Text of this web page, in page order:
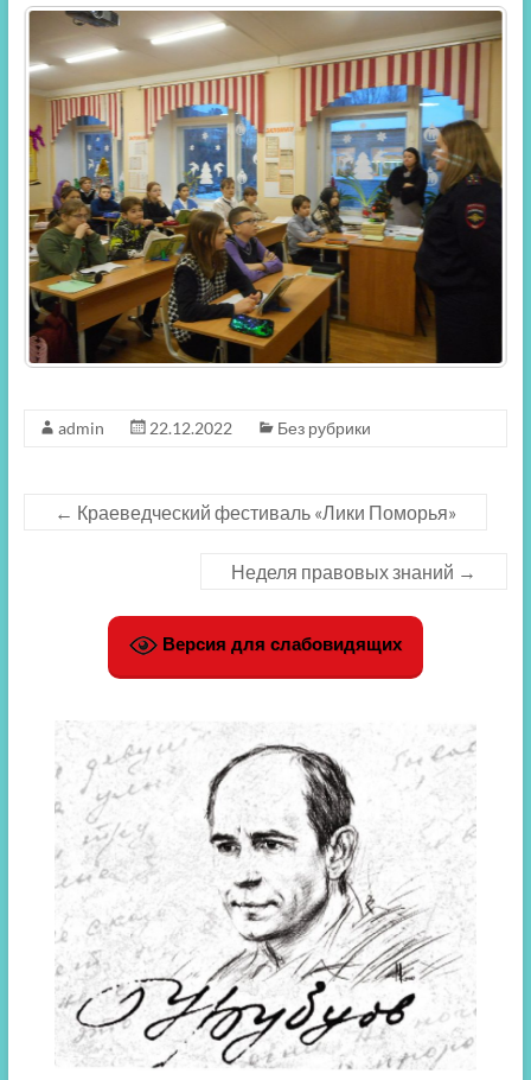
admin 22.12.2022 Без рубрики
← Краеведческий фестиваль «Лики Поморья»
Неделя правовых знаний →
Версия для слабовидящих